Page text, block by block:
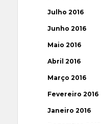
Julho 2016
Junho 2016
Maio 2016
Abril 2016
Março 2016
Fevereiro 2016
Janeiro 2016